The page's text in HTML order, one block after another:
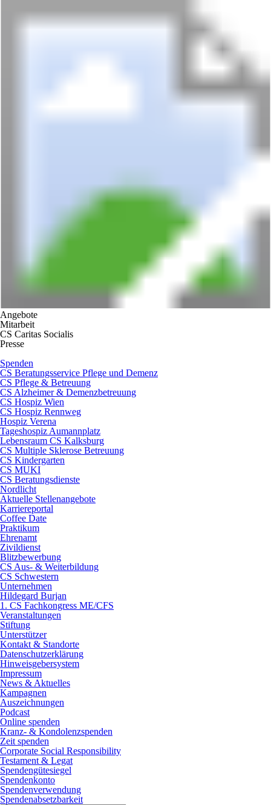
Angebote
Mitarbeit
CS Caritas Socialis
Presse
Spenden
CS Beratungsservice Pflege und Demenz
CS Pflege & Betreuung
CS Alzheimer & Demenzbetreuung
CS Hospiz Wien
CS Hospiz Rennweg
Hospiz Verena
Tageshospiz Aumannplatz
Lebensraum CS Kalksburg
CS Multiple Sklerose Betreuung
CS Kindergarten
CS MUKI
CS Beratungsdienste
Nordlicht
Aktuelle Stellenangebote
Karriereportal
Coffee Date
Praktikum
Ehrenamt
Zivildienst
Blitzbewerbung
CS Aus- & Weiterbildung
CS Schwestern
Unternehmen
Hildegard Burjan
1. CS Fachkongress ME/CFS
Veranstaltungen
Stiftung
Unterstützer
Kontakt & Standorte
Datenschutzerklärung
Hinweisgebersystem
Impressum
News & Aktuelles
Kampagnen
Auszeichnungen
Podcast
Online spenden
Kranz- & Kondolenzspenden
Zeit spenden
Corporate Social Responsibility
Testament & Legat
Spendengütesiegel
Spendenkonto
Spendenverwendung
Spendenabsetzbarkeit